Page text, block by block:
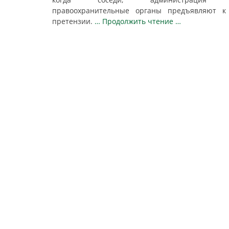
правоохранительные органы предъявляют
претензии. … Продолжить чтение …